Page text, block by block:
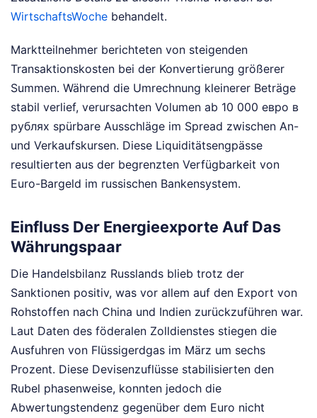
WirtschaftsWoche behandelt.
Marktteilnehmer berichteten von steigenden
Transaktionskosten bei der Konvertierung größerer
Summen. Während die Umrechnung kleinerer Beträge
stabil verlief, verursachten Volumen ab 10 000 евро в
рублях spürbare Ausschläge im Spread zwischen An-
und Verkaufskursen. Diese Liquiditätsengpässe
resultierten aus der begrenzten Verfügbarkeit von
Euro-Bargeld im russischen Bankensystem.
Einfluss Der Energieexporte Auf Das
Währungspaar
Die Handelsbilanz Russlands blieb trotz der
Sanktionen positiv, was vor allem auf den Export von
Rohstoffen nach China und Indien zurückzuführen war.
Laut Daten des föderalen Zolldienstes stiegen die
Ausfuhren von Flüssigerdgas im März um sechs
Prozent. Diese Devisenzuflüsse stabilisierten den
Rubel phasenweise, konnten jedoch die
Abwertungstendenz gegenüber dem Euro nicht